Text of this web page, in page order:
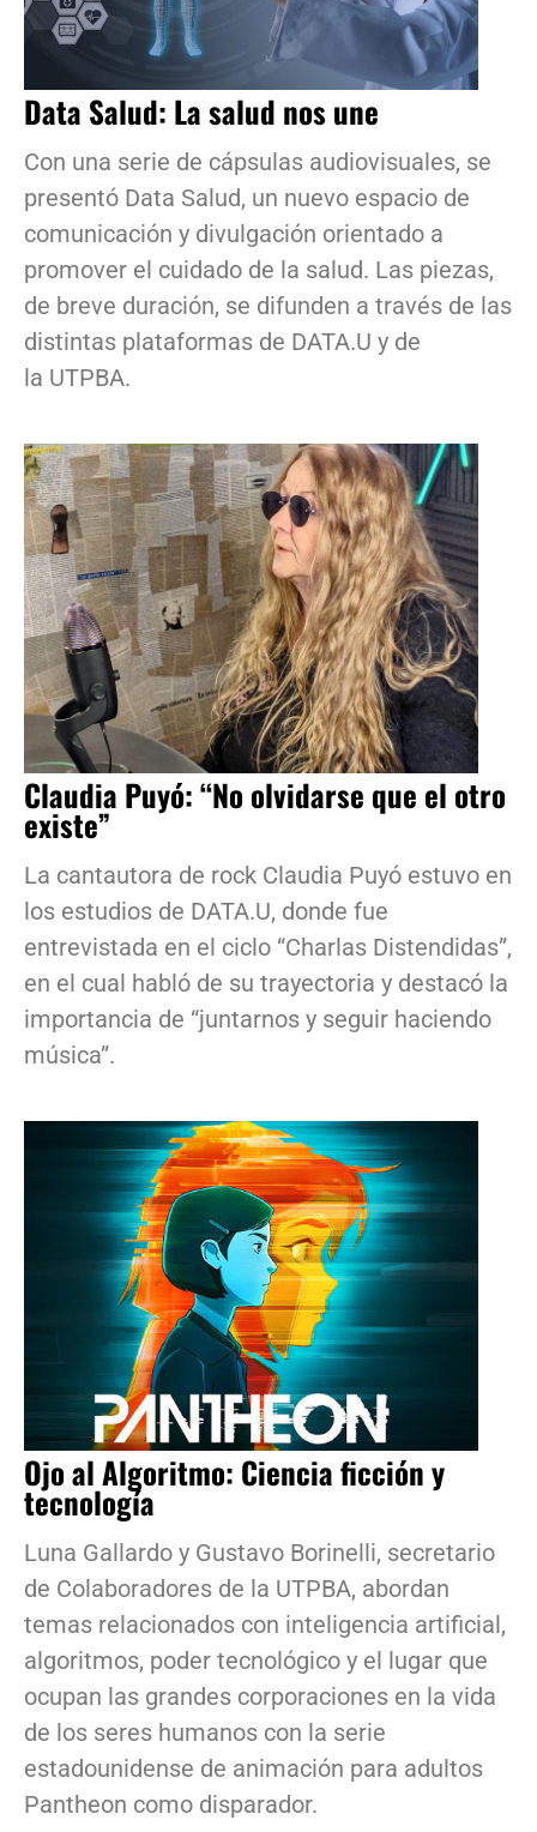
Data Salud: La salud nos une
Con una serie de cápsulas audiovisuales, se
presentó Data Salud, un nuevo espacio de
comunicación y divulgación orientado a
promover el cuidado de la salud. Las piezas,
de breve duración, se difunden a través de las
distintas plataformas de DATA.U y de
la UTPBA.
Claudia Puyó: “No olvidarse que el otro
existe”
La cantautora de rock Claudia Puyó estuvo en
los estudios de DATA.U, donde fue
entrevistada en el ciclo “Charlas Distendidas”,
en el cual habló de su trayectoria y destacó la
importancia de “juntarnos y seguir haciendo
música”.
Ojo al Algoritmo: Ciencia ficción y
tecnología
Luna Gallardo y Gustavo Borinelli, secretario
de Colaboradores de la UTPBA, abordan
temas relacionados con inteligencia artificial,
algoritmos, poder tecnológico y el lugar que
ocupan las grandes corporaciones en la vida
de los seres humanos con la serie
estadounidense de animación para adultos
Pantheon como disparador.